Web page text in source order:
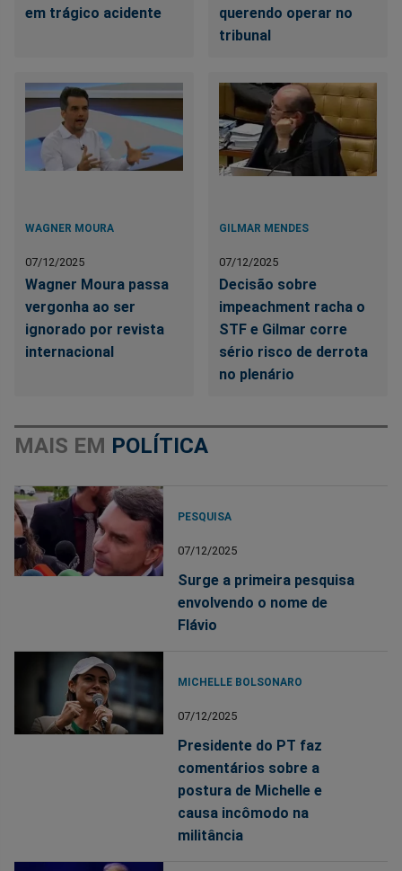
em trágico acidente
querendo operar no
tribunal
WAGNER MOURA
07/12/2025
Wagner Moura passa
vergonha ao ser
ignorado por revista
internacional
GILMAR MENDES
07/12/2025
Decisão sobre
impeachment racha o
STF e Gilmar corre
sério risco de derrota
no plenário
MAIS EM POLÍTICA
PESQUISA
07/12/2025
Surge a primeira pesquisa
envolvendo o nome de
Flávio
MICHELLE BOLSONARO
07/12/2025
Presidente do PT faz
comentários sobre a
postura de Michelle e
causa incômodo na
militância